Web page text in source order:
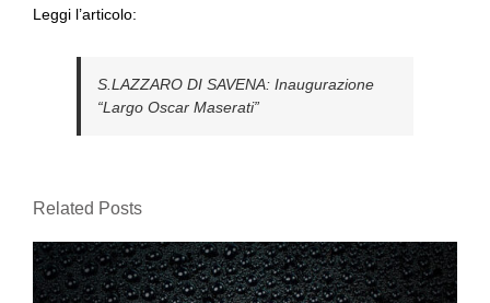
Leggi l’articolo:
S.LAZZARO DI SAVENA: Inaugurazione
“Largo Oscar Maserati”
Related Posts